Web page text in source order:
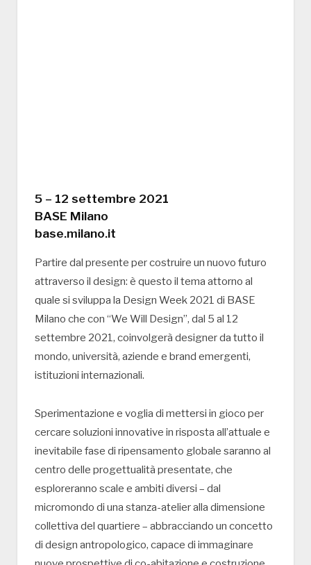
5 – 12 settembre 2021
BASE Milano
base.milano.it
Partire dal presente per costruire un nuovo futuro
attraverso il design: è questo il tema attorno al
quale si sviluppa la Design Week 2021 di BASE
Milano che con “We Will Design”, dal 5 al 12
settembre 2021, coinvolgerà designer da tutto il
mondo, università, aziende e brand emergenti,
istituzioni internazionali.
Sperimentazione e voglia di mettersi in gioco per
cercare soluzioni innovative in risposta all’attuale e
inevitabile fase di ripensamento globale saranno al
centro delle progettualità presentate, che
esploreranno scale e ambiti diversi – dal
micromondo di una stanza-atelier alla dimensione
collettiva del quartiere – abbracciando un concetto
di design antropologico, capace di immaginare